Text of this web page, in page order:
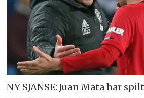
NY SJANSE: Juan Mata har